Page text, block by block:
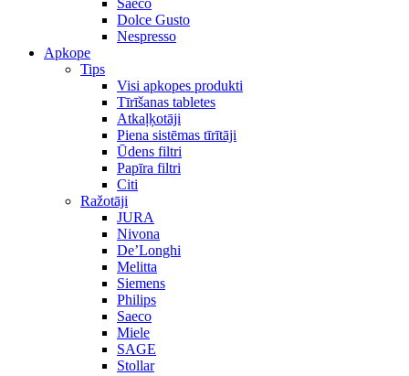
Saeco
Dolce Gusto
Nespresso
Apkope
Tips
Visi apkopes produkti
Tīrīšanas tabletes
Atkaļķotāji
Piena sistēmas tīrītāji
Ūdens filtri
Papīra filtri
Citi
Ražotāji
JURA
Nivona
De’Longhi
Melitta
Siemens
Philips
Saeco
Miele
SAGE
Stollar